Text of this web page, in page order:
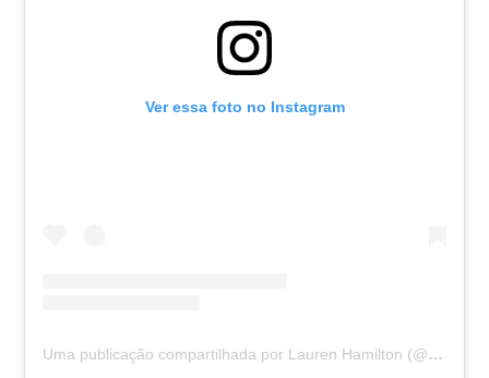
Ver essa foto no Instagram
Uma publicação compartilhada por Lauren Hamilton (@laurennn.hamilton)